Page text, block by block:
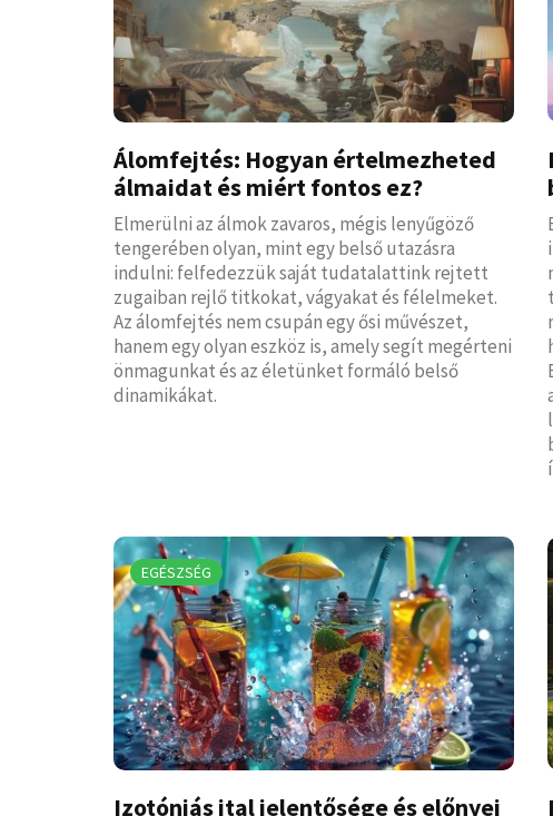
Álomfejtés: Hogyan értelmezheted
álmaidat és miért fontos ez?
Elmerülni az álmok zavaros, mégis lenyűgöző
tengerében olyan, mint egy belső utazásra
indulni: felfedezzük saját tudatalattink rejtett
zugaiban rejlő titkokat, vágyakat és félelmeket.
Az álomfejtés nem csupán egy ősi művészet,
hanem egy olyan eszköz is, amely segít megérteni
önmagunkat és az életünket formáló belső
dinamikákat.
EGÉSZSÉG
Izotóniás ital jelentősége és előnyei